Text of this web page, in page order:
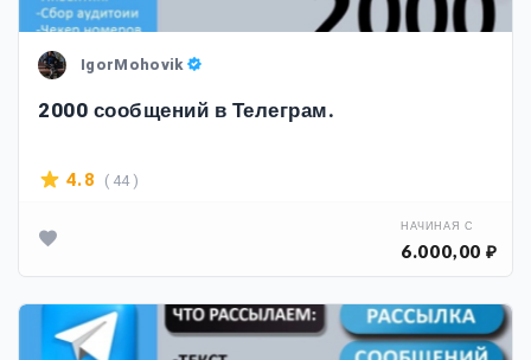
IgorMohovik
2000 сообщений в Телеграм.
4.8 ( 44 )
НАЧИНАЯ С
6.000,00 ₽